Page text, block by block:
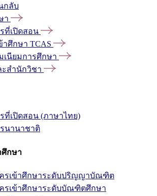
กลับ
า
ที่เปิดสอน
าศึกษา TCAS
เนียมการศึกษา
สำนักวิชา
ที่เปิดสอน (ภาษาไทย)
นานาชาติ
ศึกษา
รเข้าศึกษาระดับปริญญาบัณฑิต
รเข้าศึกษาระดับบัณฑิตศึกษา